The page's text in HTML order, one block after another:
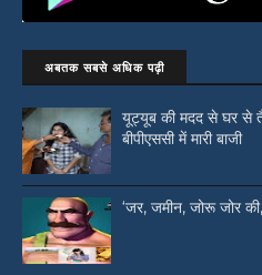
अबतक सबसे अधिक पढ़ी
यूट्यूब की मदद से घर से
बीपीएससी में मारी बाजी
‘जर, जमीन, जोरू जोर